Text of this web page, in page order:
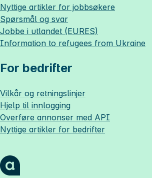
Nyttige artikler for jobbsøkere
Spørsmål og svar
Jobbe i utlandet (EURES)
Information to refugees from Ukraine
For bedrifter
Vilkår og retningslinjer
Hjelp til innlogging
Overføre annonser med API
Nyttige artikler for bedrifter